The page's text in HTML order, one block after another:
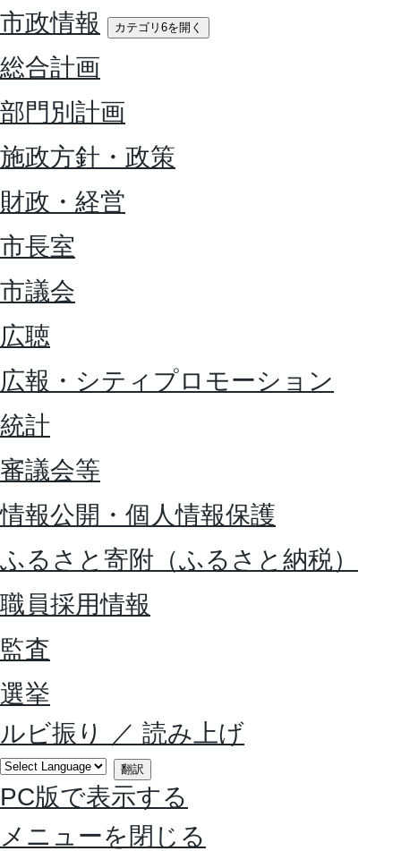
市政情報 カテゴリ6を開く
総合計画
部門別計画
施政方針・政策
財政・経営
市長室
市議会
広聴
広報・シティプロモーション
統計
審議会等
情報公開・個人情報保護
ふるさと寄附（ふるさと納税）
職員採用情報
監査
選挙
ルビ振り
／ 読み上げ
翻訳
PC版で表示する
メニューを閉じる